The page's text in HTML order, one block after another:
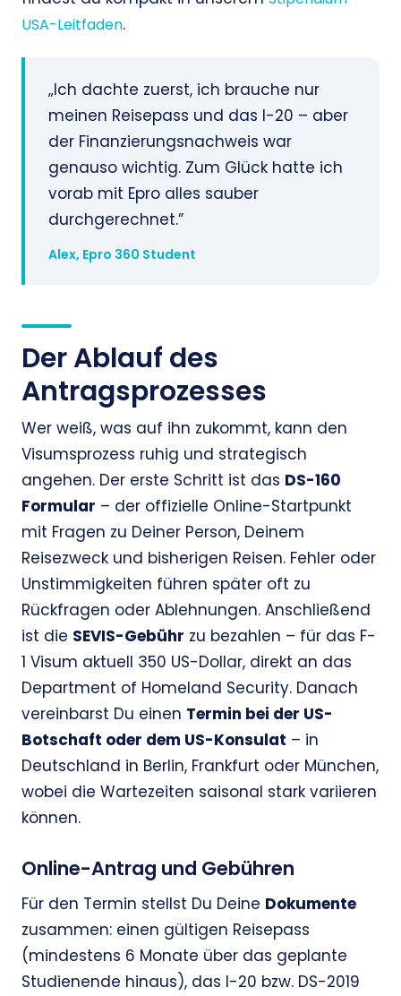
USA-Leitfaden.
„Ich dachte zuerst, ich brauche nur
meinen Reisepass und das I-20 – aber
der Finanzierungsnachweis war
genauso wichtig. Zum Glück hatte ich
vorab mit Epro alles sauber
durchgerechnet.”
Alex, Epro 360 Student
Der Ablauf des
Antragsprozesses
Wer weiß, was auf ihn zukommt, kann den
Visumsprozess ruhig und strategisch
angehen. Der erste Schritt ist das DS-160
Formular – der offizielle Online-Startpunkt
mit Fragen zu Deiner Person, Deinem
Reisezweck und bisherigen Reisen. Fehler oder
Unstimmigkeiten führen später oft zu
Rückfragen oder Ablehnungen. Anschließend
ist die SEVIS-Gebühr zu bezahlen – für das F-
1 Visum aktuell 350 US-Dollar, direkt an das
Department of Homeland Security. Danach
vereinbarst Du einen Termin bei der US-
Botschaft oder dem US-Konsulat – in
Deutschland in Berlin, Frankfurt oder München,
wobei die Wartezeiten saisonal stark variieren
können.
Online-Antrag und Gebühren
Für den Termin stellst Du Deine Dokumente
zusammen: einen gültigen Reisepass
(mindestens 6 Monate über das geplante
Studienende hinaus), das I-20 bzw. DS-2019